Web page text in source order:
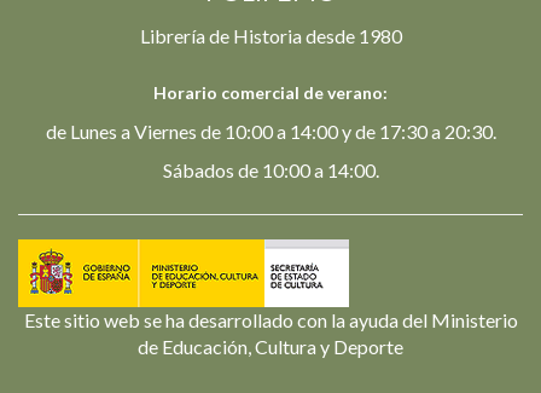
Librería de Historia desde 1980
Horario comercial de verano:
de Lunes a Viernes de 10:00 a 14:00 y de 17:30 a 20:30.
Sábados de 10:00 a 14:00.
Este sitio web se ha desarrollado con la ayuda del Ministerio
de Educación, Cultura y Deporte